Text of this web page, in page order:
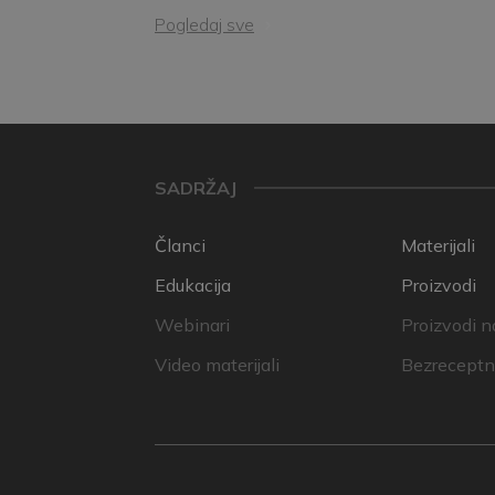
Pogledaj sve
SADRŽAJ
Članci
Edukacija
Webinari
Video materijali
Materijali
Proizvodi
Proizvodi